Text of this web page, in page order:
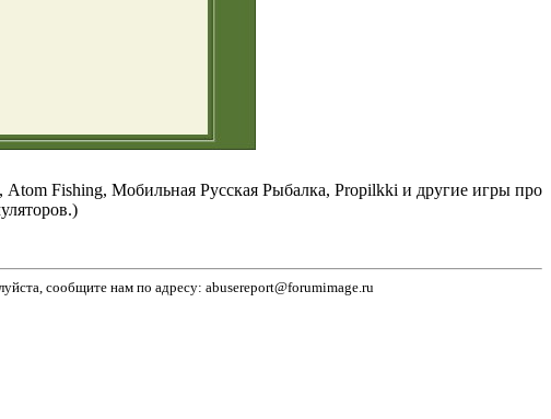
Fishing, Мобильная Русская Рыбалка, Propilkki и другие игры про
сообщите нам по адресу: abusereport@forumimage.ru